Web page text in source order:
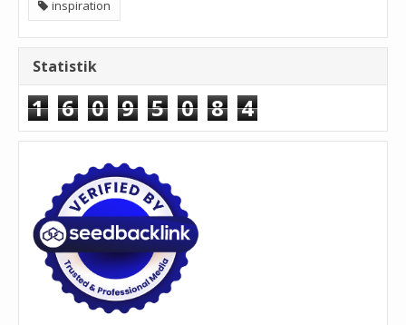
inspiration
Statistik
1 6 0 9 5 0 8 4